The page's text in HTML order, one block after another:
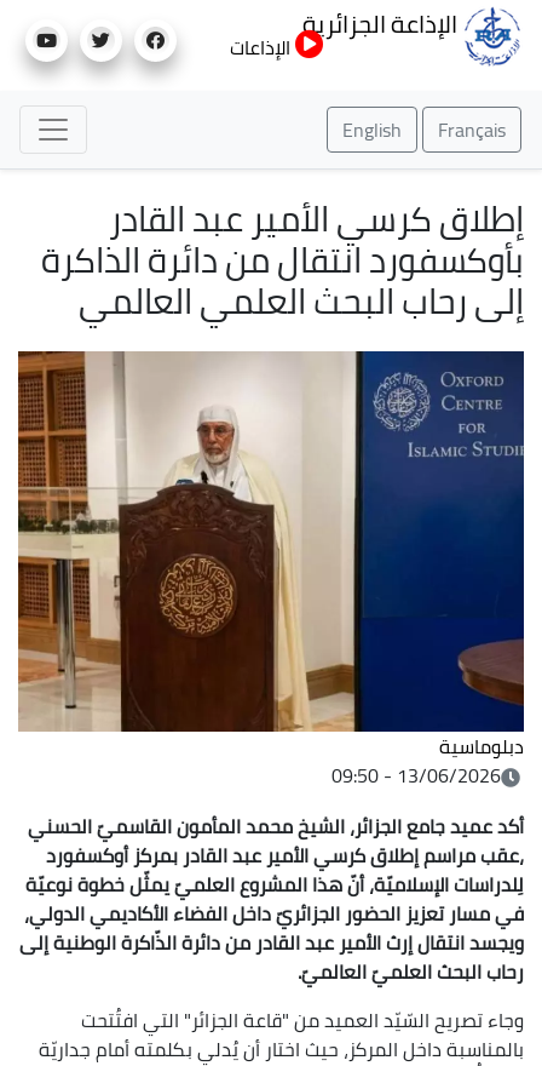
إلى
الإذاعة الجزائرية
الإذاعات
Français
English
إطلاق كرسي الأمير عبد القادر
بأوكسفورد انتقال من دائرة الذاكرة
إلى رحاب البحث العلمي العالمي
دبلوماسية
13/06/2026 - 09:50
أكد عميد جامع الجزائر، الشيخ محمد المأمون القاسميّ الحسني
،عقب مراسم إطلاق كرسي الأمير عبد القادر بمركز أوكسفورد
لِلدراسات الإسلاميّة، أنّ هذا المشروع العلميّ يمثّل خطوة نوعيّة
في مسار تعزيز الحضور الجزائريّ داخل الفضاء الأكاديمي الدولي،
ويجسد انتقال إرث الأمير عبد القادر من دائرة الذّاكرة الوطنية إلى
رحاب البحث العلميّ العالميّ.
وجاء تصريح السّيّد العميد من "قاعة الجزائر" التي افتُتحت
بالمناسبة داخل المركز، حيث اختار أن يُدلي بكلمته أمام جداريّة